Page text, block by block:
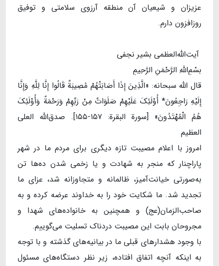
عزیزان و شیعیان آن منطقه آرزوی سلامتی و توفیق
روزافزون دارم.
آیت‌الله‌العظمی بشیر نجفی
بسْمِ‌اللهِ الرَّحْمَنِ الرَّحِیمِ
قال الله سبحانه: «الَّذِینَ إِذَا أَصَابَتْهُمْ مُصِیبَةٌ قَالُوا إِنَّا لِلَّهِ وَإِنَّا
إِلَیْهِ رَاجِعُونَ* أُوْلَئِکَ عَلَیْهِمْ صَلَوَاتٌ مِنْ رَبِّهِمْ وَرَحْمَةٌ وَأُوْلَئِکَ
هُمُ الْمُهْتَدُونَ» [سورة البقرة: ۱۵۷-۱۵۵]. صدق‌الله العلی
العظیم
امروز با اعلام مصیبت تازه دیگری برای مردم ما در شهر
پاراچنار که منجر به ‌شهادت و یا زخمی شدن ده‌ها تن
به‌صورتی خیانت‌آمیز، ظالمانه و متجاوزانه شد، عزای ما
تجدید شد. ما شکایت خود را به خداوند عرضه کرده و به
صاحب‌الزمان(عج) و همچنین به خانواده‌های شهدا و
مجروحان بابت این مصیبت دردناک تسلیت می‌گوییم.
با وجود هشدارهای قبلی ما در بیانیه‌های گذشته و با توجه
به اینکه آنچه اتفاق افتاده، زیر نظر دستگاه‌های مسئول